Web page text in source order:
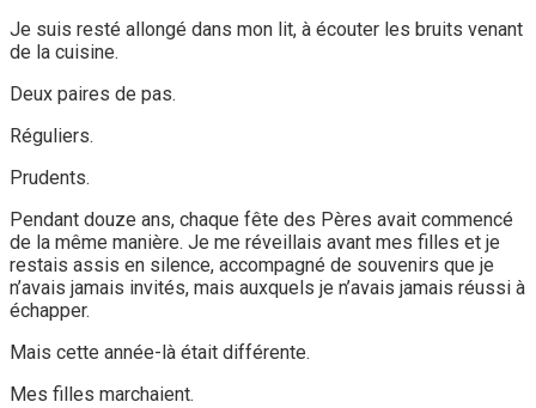
Je suis resté allongé dans mon lit, à écouter les bruits venant
de la cuisine.
Deux paires de pas.
Réguliers.
Prudents.
Pendant douze ans, chaque fête des Pères avait commencé
de la même manière. Je me réveillais avant mes filles et je
restais assis en silence, accompagné de souvenirs que je
n’avais jamais invités, mais auxquels je n’avais jamais réussi à
échapper.
Mais cette année-là était différente.
Mes filles marchaient.